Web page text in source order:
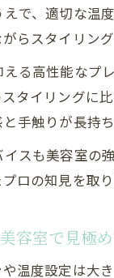
で、適切な温
らスタイリング
る高性能なプ
タイリングに
手触りが長持
スも美容室の
ロの知見を取
容室で見極
温度設定は大